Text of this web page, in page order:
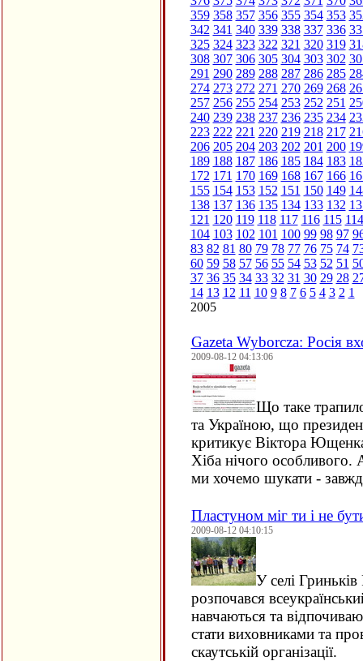
359 358 357 356 355 354 353
342 341 340 339 338 337 336
325 324 323 322 321 320 319
308 307 306 305 304 303 302
291 290 289 288 287 286 285
274 273 272 271 270 269 268
257 256 255 254 253 252 251
240 239 238 237 236 235 234
223 222 221 220 219 218 217
206 205 204 203 202 201 200
189 188 187 186 185 184 183
172 171 170 169 168 167 166
155 154 153 152 151 150 149
138 137 136 135 134 133 132
121 120 119 118 117 116 115 114
104 103 102 101 100 99 98 97
83 82 81 80 79 78 77 76 75 74
60 59 58 57 56 55 54 53 52 51
37 36 35 34 33 32 31 30 29 28
14 13 12 11 10 9 8 7 6 5 4 3 2 1
2005
Gazeta Wyborcza: Росія
2009-08-12 04:13:06
Що таке
та Україною, що
критикує Віктора
Хіба нічого
ми хочемо шукати -
Пластуном міг ти і не
2009-08-12 04:10:15
У селі
розпочався
навчаються та
стати виховниками та
скаутській організації.